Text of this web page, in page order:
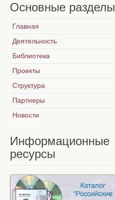
Основные разделы
Главная
Деятельность
Библиотека
Проекты
Структура
Партнеры
Новости
Информационные
ресурсы